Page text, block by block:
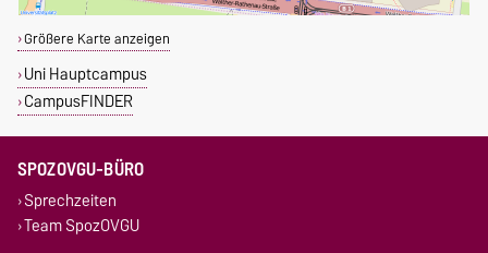
Größere Karte anzeigen
Uni Hauptcampus
CampusFINDER
SPOZOVGU-BÜRO
Sprechzeiten
Team SpozOVGU